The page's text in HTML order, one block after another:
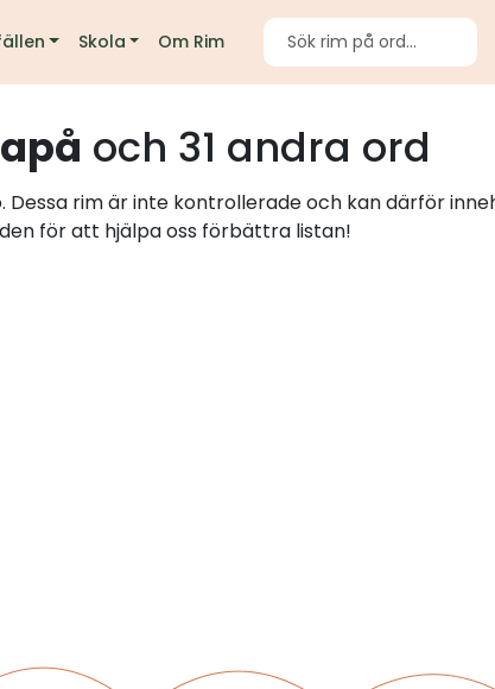
Skola Om Rim
och 31 andra ord
Dessa rim är inte kontrollerade och kan därför
för att hjälpa oss förbättra listan!